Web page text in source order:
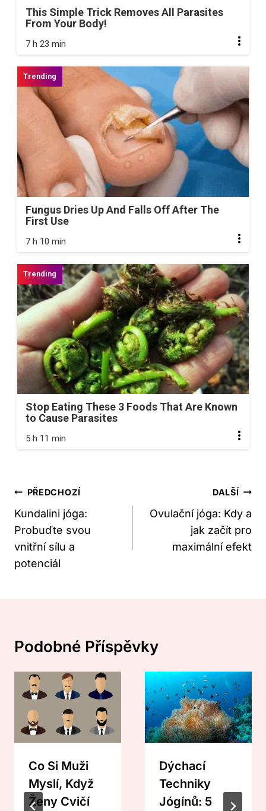
This Simple Trick Removes All Parasites
From Your Body!
7 h 23 min
Fungus Dries Up And Falls Off After The
First Use
7 h 10 min
Stop Eating These 3 Foods That Are Known
to Cause Parasites
5 h 11 min
Navigace
Pro
Příspěvek
PŘEDCHOZÍ
Kundalini jóga:
Probuďte svou
vnitřní sílu a
potenciál
DALŠÍ
Ovulační jóga: Kdy a
jak začít pro
maximální efekt
Podobné Příspěvky
Co Si Muži
Myslí, Když
Ženy Cvičí
Dýchací
Techniky
Jógínů: 5